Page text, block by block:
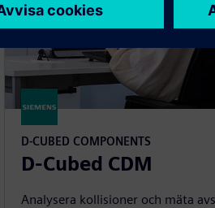
D-CUBED COMPONENTS
D-Cubed CDM
Analysera kollisioner och mäta